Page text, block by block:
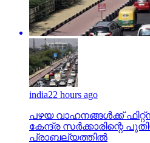
india22 hours ago
പഴയ വാഹനങ്ങള്‍ക്ക്
കേന്ദ്ര സര്‍ക്കാരിന്റെ
പ്രാബല്യത്തില്‍